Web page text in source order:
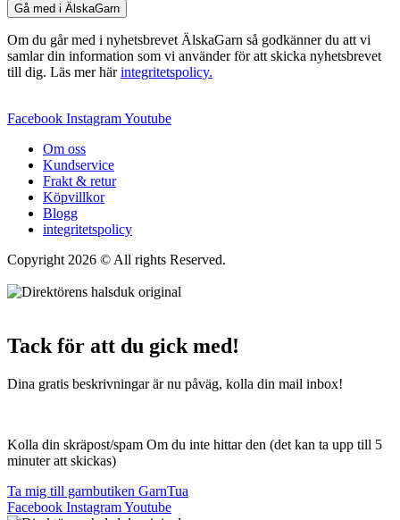
Gå med i ÄlskaGarn
Om du går med i nyhetsbrevet ÄlskaGarn så godkänner du att vi
samlar din information som vi använder för att skicka nyhetsbrevet
till dig. Läs mer härintegritetspolicy.
Facebook InstagramYoutube
Om oss
Kundservice
Frakt & retur
Köpvillkor
Blogg
integritetspolicy
Copyright 2026 © All rights Reserved.
Tack för att du gick med!
Dina gratis beskrivningar är nu påväg, kolla din mail inbox!
Kolla din skräpost/spam Om du inte hittar den (det kan ta upp till 5
minuter att skickas)
Ta mig till garnbutiken GarnTua
Facebook InstagramYoutube